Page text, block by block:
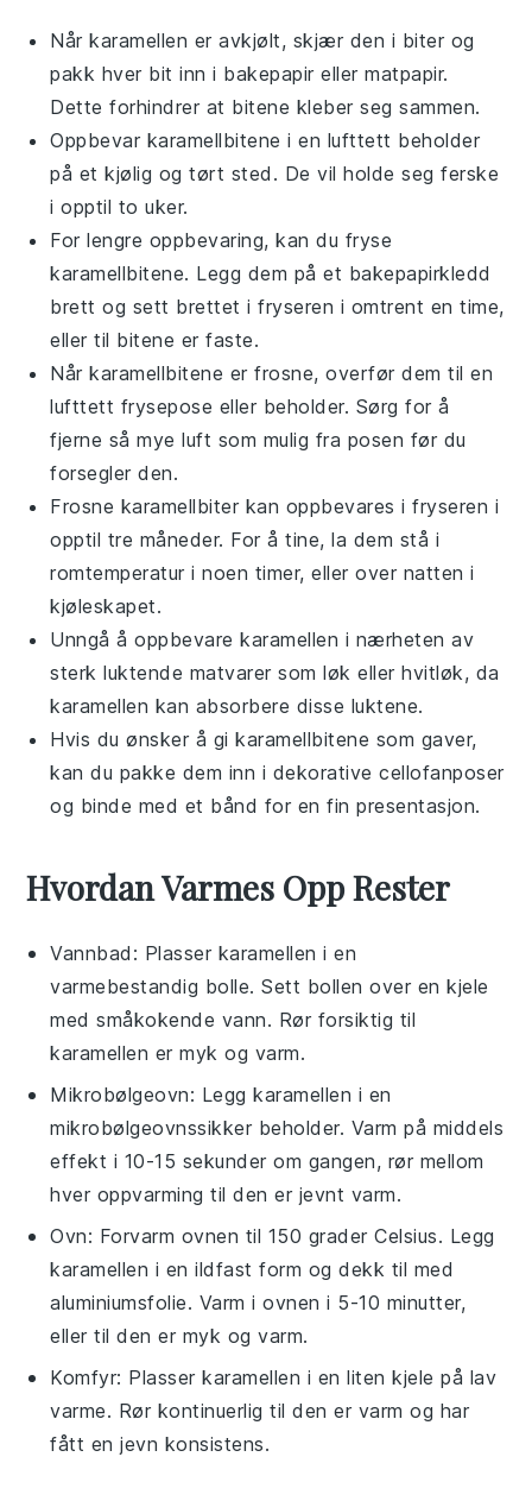
Når karamellen er avkjølt, skjær den i biter og
pakk hver bit inn i bakepapir ellermatpapir.
Dette forhindrer at bitene kleber seg sammen.
Oppbevar karamellbitene i en lufttett beholder
på et kjølig og tørt sted. De vil holde seg ferske
i opptil to uker.
For lengre oppbevaring, kan du fryse
karamellbitene. Legg dem på et bakepapirkledd
brett og sett brettet i fryseren i omtrent en time,
eller til bitene er faste.
Når karamellbitene er frosne, overfør dem til en
lufttett frysepose eller beholder. Sørg for å
fjerne så mye luft som mulig fra posen før du
forsegler den.
Frosne karamellbiter kan oppbevares i fryseren i
opptil tre måneder. For å tine, la dem stå i
romtemperatur i noen timer, eller over natten i
kjøleskapet.
Unngå å oppbevare karamellen i nærheten av
sterk luktende matvarer somløk ellerhvitløk, da
karamellen kan absorbere disse luktene.
Hvis du ønsker å gi karamellbitene som gaver,
kan du pakke dem inn i dekorativecellofanposer
og binde med et bånd for en fin presentasjon.
Hvordan Varmes Opp Rester
Vannbad: Plasser karamellen i en
varmebestandig bolle. Sett bollen over en kjele
med småkokende vann. Rør forsiktig til
karamellen er myk og varm.
Mikrobølgeovn: Leggkaramellen i en
mikrobølgeovnssikker beholder. Varm på middels
effekt i 10-15 sekunder om gangen, rør mellom
hver oppvarming til den er jevnt varm.
Ovn: Forvarm ovnen til 150 grader Celsius. Legg
karamellen i en ildfast form og dekk til med
aluminiumsfolie. Varm i ovnen i 5-10 minutter,
eller til den er myk og varm.
Komfyr: Plasserkaramellen i en liten kjele på lav
varme. Rør kontinuerlig til den er varm og har
fått en jevn konsistens.